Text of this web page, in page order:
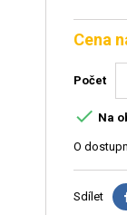
Cena
Počet
 Na
O
Sdílet